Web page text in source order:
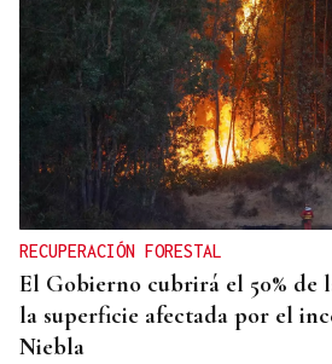
AUMENTA LA POBLACIÓN
La superpoblación estival
Ourense
RECUPERACIÓN FORESTAL
El Gobierno cubrirá el 50% de
la superficie afectada por el
Niebla